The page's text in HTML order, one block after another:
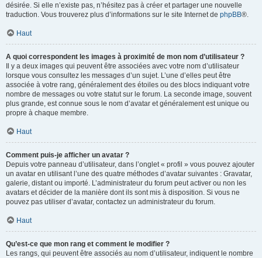
désirée. Si elle n’existe pas, n’hésitez pas à créer et partager une nouvelle
traduction. Vous trouverez plus d’informations sur le site Internet de phpBB®.
Haut
A quoi correspondent les images à proximité de mon nom d’utilisateur ?
Il y a deux images qui peuvent être associées avec votre nom d’utilisateur
lorsque vous consultez les messages d’un sujet. L’une d’elles peut être
associée à votre rang, généralement des étoiles ou des blocs indiquant votre
nombre de messages ou votre statut sur le forum. La seconde image, souvent
plus grande, est connue sous le nom d’avatar et généralement est unique ou
propre à chaque membre.
Haut
Comment puis-je afficher un avatar ?
Depuis votre panneau d’utilisateur, dans l’onglet « profil » vous pouvez ajouter
un avatar en utilisant l’une des quatre méthodes d’avatar suivantes : Gravatar,
galerie, distant ou importé. L’administrateur du forum peut activer ou non les
avatars et décider de la manière dont ils sont mis à disposition. Si vous ne
pouvez pas utiliser d’avatar, contactez un administrateur du forum.
Haut
Qu’est-ce que mon rang et comment le modifier ?
Les rangs, qui peuvent être associés au nom d’utilisateur, indiquent le nombre